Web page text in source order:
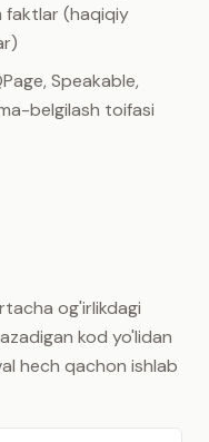
faktlar (haqiqiy
Speakable,
belgilash toifasi
og'irlikdagi
kod yo'lidan
hech qachon ishlab